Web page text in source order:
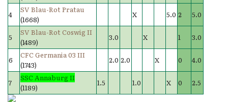
4
SV Blau-Rot Pratau
(1668)
X 5.0 2 5.0
5
SV Blau-Rot Coswig II
(1489)
3.0 X 1 3.0
6
CFC Germania 03 III
(1743)
2.0 2.0 X 0 4.0
7
SSC Annaburg II
(1189)
1.5 1.0 X 0 2.5